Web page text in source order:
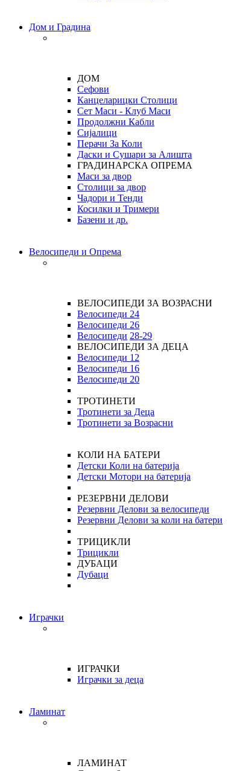
Дом и Градина
ДОМ
Сефови
Канцеларицки Столици
Сет Маси - Клуб Маси
Продолжни Кабли
Сијалици
Перачи За Коли
Даски и Сушари за Алишта
ГРАДИНАРСКА ОПРЕМА
Маси за двор
Столици за двор
Чадори и Тенди
Косилки и Тримери
Базени и др.
Велосипеди и Опрема
ВЕЛОСИПЕДИ ЗА ВОЗРАСНИ
Велосипеди 24
Велосипеди 26
Велосипеди 28-29
ВЕЛОСИПЕДИ ЗА ДЕЦА
Велосипеди 12
Велосипеди 16
Велосипеди 20
ТРОТИНЕТИ
Тротинети за Деца
Тротинети за Возрасни
КОЛИ НА БАТЕРИ
Детски Коли на батерија
Детски Мотори на батерија
РЕЗЕРВНИ ДЕЛОВИ
Резервни Делови за велосипеди
Резервни Делови за коли на батери
ТРИЦИКЛИ
Трицикли
ДУБАЦИ
Дубаци
Играчки
ИГРАЧКИ
Играчки за деца
Ламинат
ЛАМИНАТ